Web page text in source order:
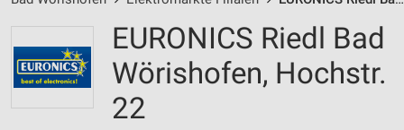
EURONICS Riedl Bad
Wörishofen, Hochstr.
22